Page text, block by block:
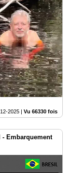
2025 Vu 66330 fois
Embarquement